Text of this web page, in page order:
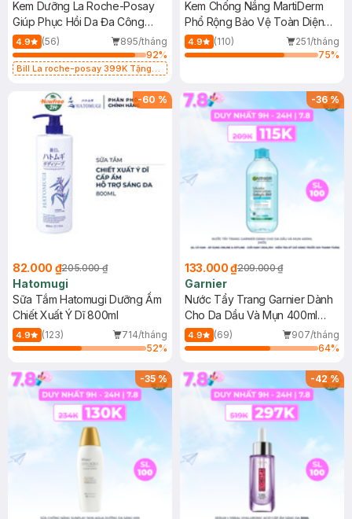
Kem Dưỡng La Roche-Posay
Giúp Phục Hồi Da Đa Công
Dụng 40ml
4.9 (56)
895/tháng
92%
Bill La roche-posay 399K Tặng
(SL có hạn)
Kem Chống Nắng MartiDerm
Phổ Rộng Bảo Vệ Toàn Diện
40ml
4.9 (110)
251/tháng
75%
-60 %
82.000 ₫205.000 ₫
Hatomugi
Sữa Tắm Hatomugi Dưỡng Ẩm
Chiết Xuất Ý Dĩ 800ml
4.9 (123)
714/tháng
52%
-36%
133.000 ₫209.000 ₫
Garnier
Nước Tẩy Trang Garnier Dành
Cho Da Dầu Và Mụn 400ml
(Mới)
4.9 (69)
907/tháng
64%
-35% -42%